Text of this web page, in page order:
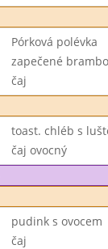
Pórková polévka
zapečené
čaj
toast. chléb s
čaj ovocný
pudink s ovocem
čaj